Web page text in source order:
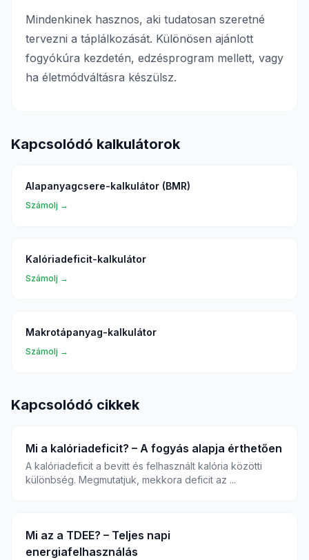
Mindenkinek hasznos, aki tudatosan szeretné
tervezni a táplálkozását. Különösen ajánlott
fogyókúra kezdetén, edzésprogram mellett, vagy
ha életmódváltásra készülsz.
Kapcsolódó kalkulátorok
Alapanyagcsere-kalkulátor (BMR)
Számolj →
Kalóriadeficit-kalkulátor
Számolj →
Makrotápanyag-kalkulátor
Számolj →
Kapcsolódó cikkek
Mi a kalóriadeficit? – A fogyás alapja érthetően
A kalóriadeficit a bevitt és felhasznált kalória közötti
különbség. Megmutatjuk, mekkora deficit az ...
Mi az a TDEE? – Teljes napi
energiafelhasználás